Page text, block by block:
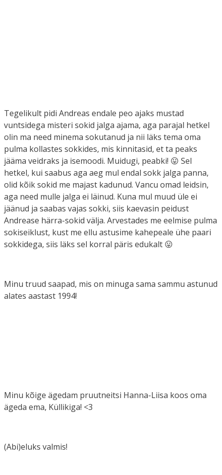
Tegelikult pidi Andreas endale peo ajaks mustad
vuntsidega misteri sokid jalga ajama, aga parajal hetkel
olin ma need minema sokutanud ja nii läks tema oma
pulma kollastes sokkides, mis kinnitasid, et ta peaks
jääma veidraks ja isemoodi. Muidugi, peabki! 😛 Sel
hetkel, kui saabus aga aeg mul endal sokk jalga panna,
olid kõik sokid me majast kadunud. Vancu omad leidsin,
aga need mulle jalga ei läinud. Kuna mul muud üle ei
jäänud ja saabas vajas sokki, siis kaevasin peidust
Andrease härra-sokid välja. Arvestades me eelmise pulma
sokiseiklust, kust me ellu astusime kahepeale ühe paari
sokkidega, siis läks sel korral päris edukalt 😛
Minu truud saapad, mis on minuga sama sammu astunud
alates aastast 1994!
Minu kõige ägedam pruutneitsi Hanna-Liisa koos oma
ägeda ema, Küllikiga! <3
(Abi)eluks valmis!